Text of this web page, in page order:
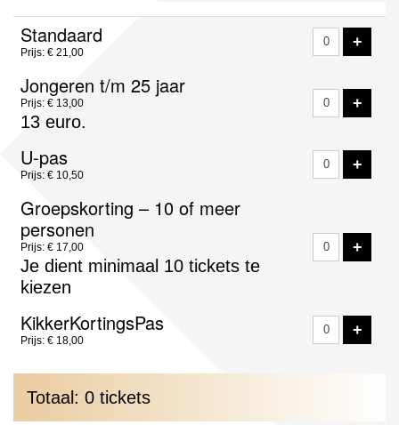
Aantal
tickets
Standaard
Prijs: € 21,00
+
Jongeren t/m 25 jaar
Prijs: € 13,00
13 euro.
+
U-pas
Prijs: € 10,50
+
Groepskorting – 10 of meer
personen
Prijs: € 17,00
Je dient minimaal 10 tickets te
kiezen
+
KikkerKortingsPas
Prijs: € 18,00
+
Totaal: 0 tickets